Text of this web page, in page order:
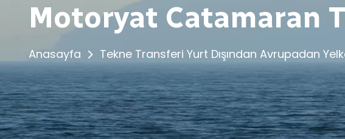
Motoryat Catamaran
Anasayfa Tekne Transferi Yurt Dışından Avrupadan